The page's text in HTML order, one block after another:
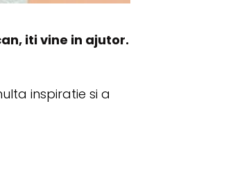
iti vine in ajutor.
inspiratie si a